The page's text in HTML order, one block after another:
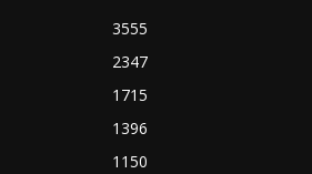
3555
2347
1715
1396
1150